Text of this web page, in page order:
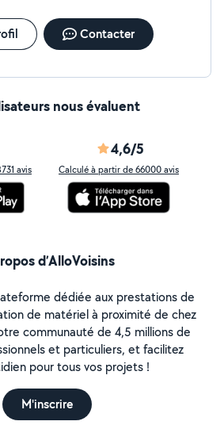
Contacter
nous évaluent
avis
4,6/5
Calculé à partir de 66000 avis
d’AlloVoisins
dédiée aux prestations de
de matériel à proximité de chez
communauté de 4,5 millions de
et particuliers, et facilitez
pour tous vos projets !
M'inscrire